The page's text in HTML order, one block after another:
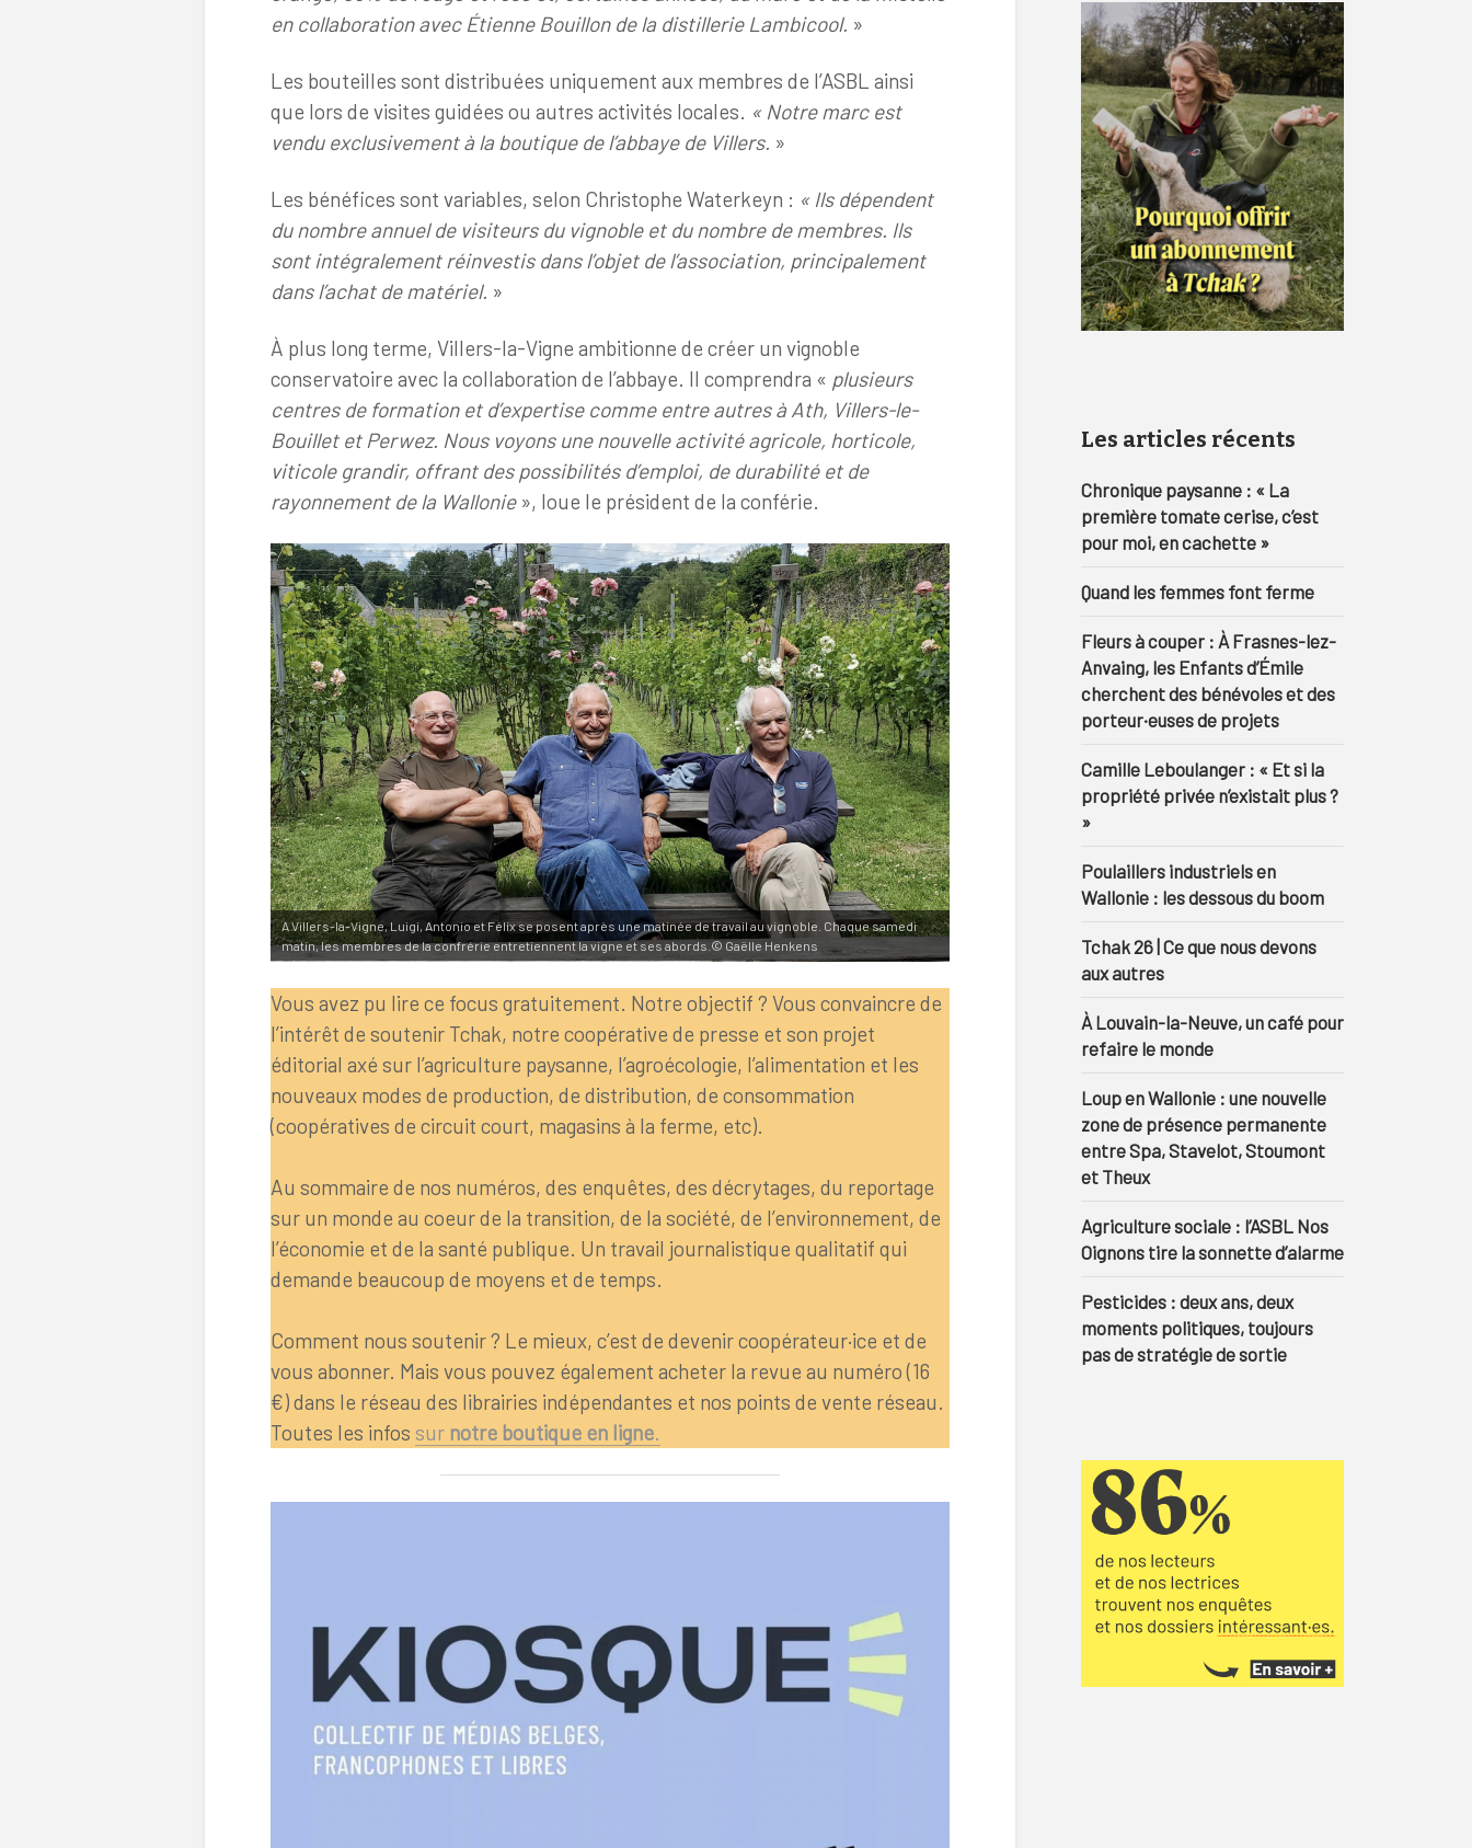
en collaboration avec Étienne Bouillon de la distillerie Lambicool. »
Les bouteilles sont distribuées uniquement aux membres de l’ASBL ainsi
que lors de visites guidées ou autres activités locales. « Notre marc est
vendu exclusivement à la boutique de l’abbaye de Villers. »
Les bénéfices sont variables, selon Christophe Waterkeyn : « Ils dépendent
du nombre annuel de visiteurs du vignoble et du nombre de membres. Ils
sont intégralement réinvestis dans l’objet de l’association, principalement
dans l’achat de matériel. »
À plus long terme, Villers-la-Vigne ambitionne de créer un vignoble
conservatoire avec la collaboration de l’abbaye. Il comprendra « plusieurs
centres de formation et d’expertise comme entre autres à Ath, Villers-le-
Bouillet et Perwez. Nous voyons une nouvelle activité agricole, horticole,
viticole grandir, offrant des possibilités d’emploi, de durabilité et de
rayonnement de la Wallonie », loue le président de la conférie.
A Villers-la-Vigne, Luigi, Antonio et Félix se posent après une matinée de travail au vignoble. Chaque samedi
matin, les membres de la confrérie entretiennent la vigne et ses abords.© Gaëlle Henkens
Vous avez pu lire ce focus gratuitement. Notre objectif ? Vous convaincre de
l’intérêt de soutenir Tchak, notre coopérative de presse et son projet
éditorial axé sur l’agriculture paysanne, l’agroécologie, l’alimentation et les
nouveaux modes de production, de distribution, de consommation
(coopératives de circuit court, magasins à la ferme, etc).
Au sommaire de nos numéros, des enquêtes, des décrytages, du reportage
sur un monde au coeur de la transition, de la société, de l’environnement, de
l’économie et de la santé publique. Un travail journalistique qualitatif qui
demande beaucoup de moyens et de temps.
Comment nous soutenir ? Le mieux, c’est de devenir coopérateur·ice et de
vous abonner. Mais vous pouvez également acheter la revue au numéro (16
€) dans le réseau des librairies indépendantes et nos points de vente réseau.
Toutes les infos sur notre boutique en ligne.
Les articles récents
Chronique paysanne : « La
première tomate cerise, c’est
pour moi, en cachette »
Quand les femmes font ferme
Fleurs à couper : À Frasnes-lez-
Anvaing, les Enfants d’Émile
cherchent des bénévoles et des
porteur·euses de projets
Camille Leboulanger : « Et si la
propriété privée n’existait plus ?
»
Poulaillers industriels en
Wallonie : les dessous du boom
Tchak 26 | Ce que nous devons
aux autres
À Louvain-la-Neuve, un café pour
refaire le monde
Loup en Wallonie : une nouvelle
zone de présence permanente
entre Spa, Stavelot, Stoumont
et Theux
Agriculture sociale : l’ASBL Nos
Oignons tire la sonnette d’alarme
Pesticides : deux ans, deux
moments politiques, toujours
pas de stratégie de sortie